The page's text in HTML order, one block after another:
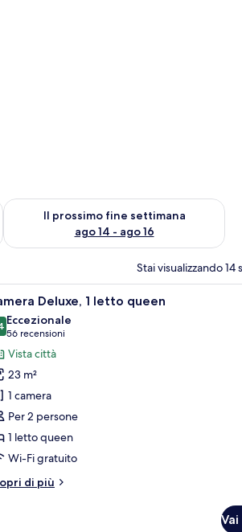
ago 7 - ago 9
Il prossimo fine settimana
ago 14 - ago 16
Verifica la disponibilità per il prossimo
Stai visualizzando 14
specchio e vista sulla città. Camera d'albergo
7 Deluxe, 1 letto queen
su 10
Eccezionale
56 recensioni
(56
recensioni)
Vista città
23 m²
1 camera
Per 2 persone
1 letto queen
Wi-Fi gratuito
di più